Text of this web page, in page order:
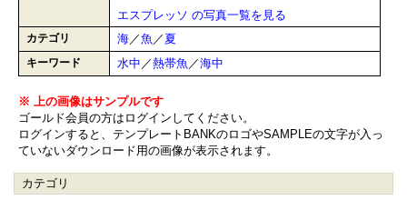
エスプレッソ の写真一覧を見る
カテゴリ 海／魚 ／ 夏
キーワード 水中 ／熱帯魚 ／海中
※ 上の画像はサンプルです
ゴールド会員の方はログインしてください。
ログインすると、テンプレートBANKのロゴやSAMPLEの文字が入っ
ていないダウンロード用の画像が表示されます。
カテゴリ